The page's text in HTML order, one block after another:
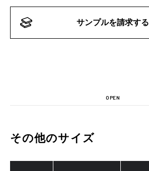
サンプルを請求する
OPEN
その他のサイズ